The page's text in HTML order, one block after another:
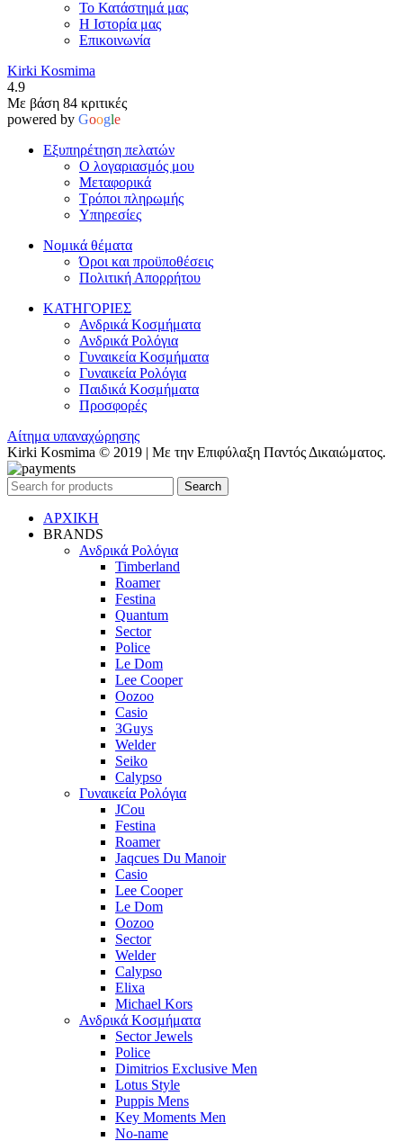
Το Κατάστημά μας
Η Ιστορία μας
Επικοινωνία
Kirki Kosmima
4.9
Με βάση 84 κριτικές
powered by Google
Εξυπηρέτηση πελατών
Ο λογαριασμός μου
Μεταφορικά
Τρόποι πληρωμής
Υπηρεσίες
Νομικά θέματα
Όροι και προϋποθέσεις
Πολιτική Απορρήτου
ΚΑΤΗΓΟΡΙΕΣ
Ανδρικά Κοσμήματα
Ανδρικά Ρολόγια
Γυναικεία Κοσμήματα
Γυναικεία Ρολόγια
Παιδικά Κοσμήματα
Προσφορές
Αίτημα υπαναχώρησης
Kirki Kosmima © 2019 | Με την Επιφύλαξη Παντός Δικαιώματος.
Search
ΑΡΧΙΚΗ
BRANDS
Ανδρικά Ρολόγια
Timberland
Roamer
Festina
Quantum
Sector
Police
Le Dom
Lee Cooper
Oozoo
Casio
3Guys
Welder
Seiko
Calypso
Γυναικεία Ρολόγια
JCou
Festina
Roamer
Jaqcues Du Manoir
Casio
Lee Cooper
Le Dom
Oozoo
Sector
Welder
Calypso
Elixa
Michael Kors
Ανδρικά Κοσμήματα
Sector Jewels
Police
Dimitrios Exclusive Men
Lotus Style
Puppis Mens
Key Moments Men
No-name